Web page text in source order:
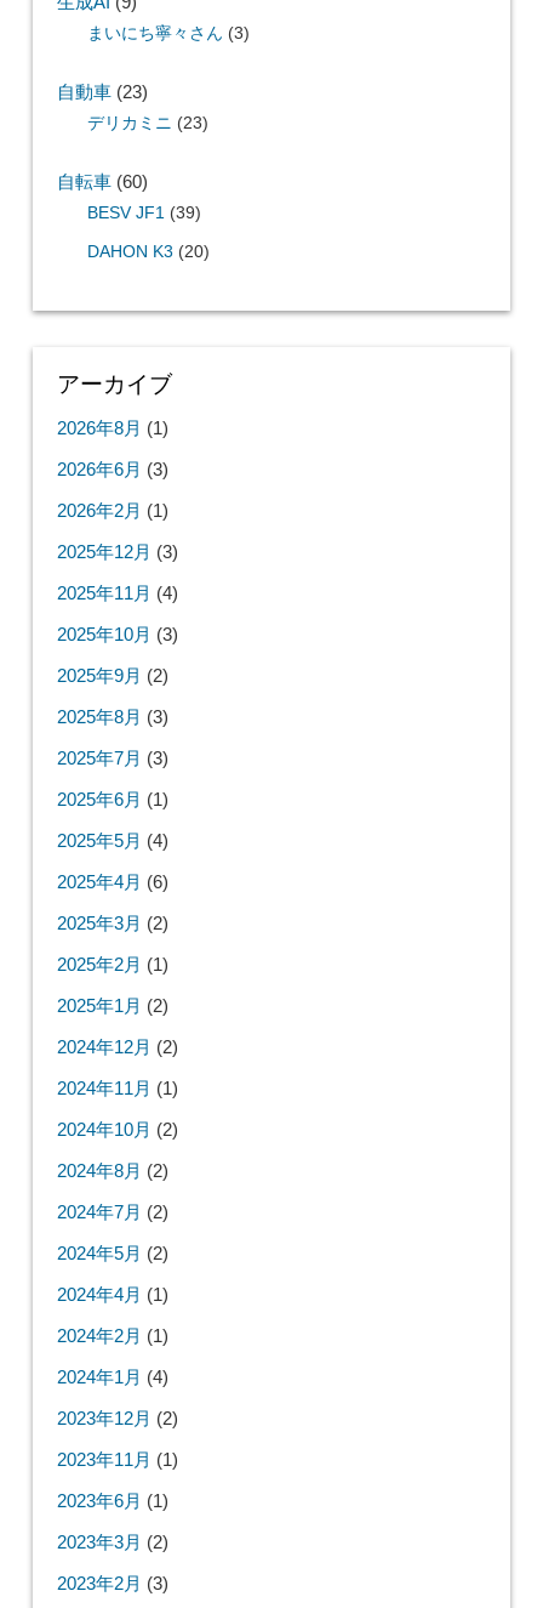
まいにち寧々さん (3)
自動車(23)
デリカミニ (23)
自転車(60)
BESV JF1 (39)
DAHON K3 (20)
アーカイブ
2026年8月 (1)
2026年6月 (3)
2026年2月 (1)
2025年12月 (3)
2025年11月 (4)
2025年10月 (3)
2025年9月 (2)
2025年8月 (3)
2025年7月 (3)
2025年6月 (1)
2025年5月 (4)
2025年4月 (6)
2025年3月 (2)
2025年2月 (1)
2025年1月 (2)
2024年12月 (2)
2024年11月 (1)
2024年10月 (2)
2024年8月 (2)
2024年7月 (2)
2024年5月 (2)
2024年4月 (1)
2024年2月 (1)
2024年1月 (4)
2023年12月 (2)
2023年11月 (1)
2023年6月 (1)
2023年3月 (2)
2023年2月 (3)